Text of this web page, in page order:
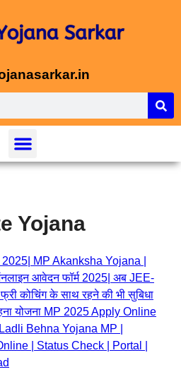
Yojana
2025| MP Akanksha Yojana |
आवेदन फॉर्म 2025| अब JEE-
कोचिंग के साथ रहने की भी सुबिधा
योजना MP 2025 Apply Online
Behna Yojana MP |
| Status Check | Portal |